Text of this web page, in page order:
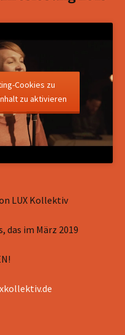
Cookies zu
zu aktivieren
LUX Kollektiv
das im März 2019